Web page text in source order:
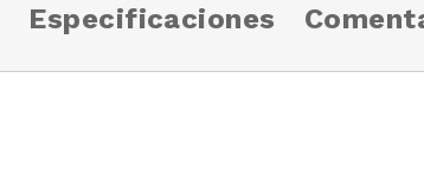
Especificaciones